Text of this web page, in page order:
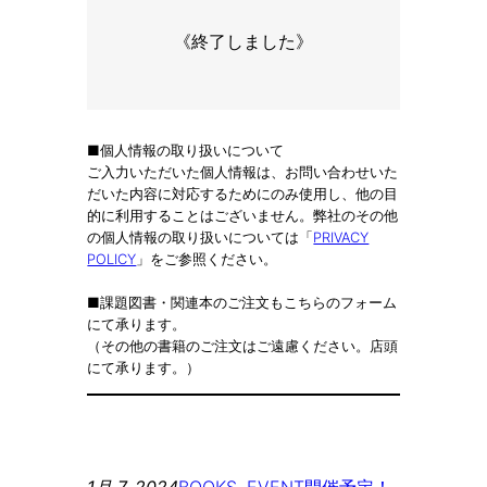
《終了しました》
■個人情報の取り扱いについて
ご入力いただいた個人情報は、お問い合わせいた
だいた内容に対応するためにのみ使用し、他の目
的に利用することはございません。弊社のその他
の個人情報の取り扱いについては「 PRIVACY
POLICY 」をご参照ください。
■課題図書・関連本のご注文もこちらのフォーム
にて承ります。
（その他の書籍のご注文はご遠慮ください。店頭
にて承ります。）